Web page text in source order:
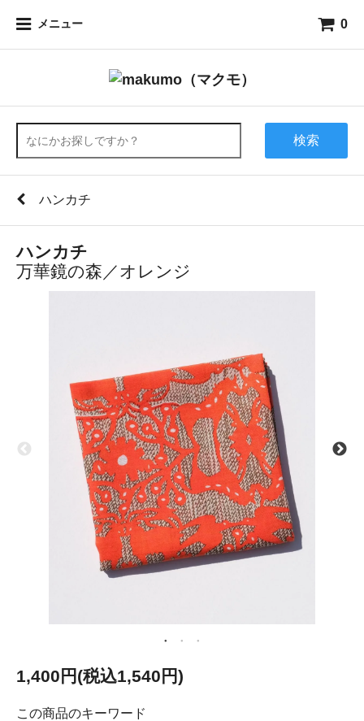
メニュー 0
検索
ハンカチ
ハンカチ
万華鏡の森／オレンジ
1,400円(税込1,540円)
この商品のキーワード